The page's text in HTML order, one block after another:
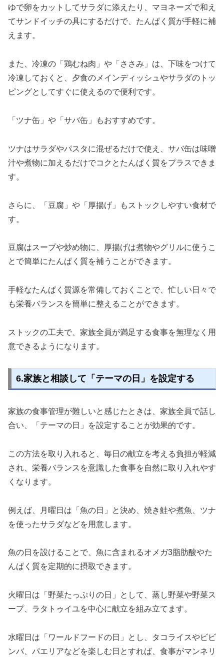
ゆで卵をカットしてサラダに添えたり、マヨネーズで和え
てサンドイッチの具にするだけで、たんぱく質が手軽に補
えます。
また、冷凍の「鶏むね肉」や「ささみ」は、下味をつけて
冷凍しておくと、夕食のメインディッシュやサラダのトッ
ピングとしてすぐに使えるので便利です。
「ツナ缶」や「サバ缶」もおすすめです。
ツナはサラダやパスタに混ぜるだけで使え、サバ缶は味噌
汁や煮物に加えるだけでコクとたんぱく質をプラスできま
す。
さらに、「豆腐」や「厚揚げ」もストックしやすい食材で
す。
豆腐はスープや炒め物に、厚揚げは煮物やグリルに使うこ
とで簡単にたんぱく質を補うことができます。
手軽なたんぱく質源を常備しておくことで、忙しい日々で
も栄養バランスを簡単に整えることができます。
ストックの工夫で、家族全員が満足する食事を無理なく用
意できるようになります。
6.家族と相談して「テーマの日」を設定する
家族の食事管理が難しいと感じたときは、家族全員で話し
合い、「テーマの日」を設定することが効果的です。
この方法を取り入れると、毎日の献立を考える負担が軽減
され、栄養バランスを意識した食事を自然に取り入れやす
くなります。
例えば、月曜日は「魚の日」と決め、焼き鮭や煮魚、ツナ
を使ったサラダなどを用意します。
魚の日を設けることで、魚に含まれるオメガ3脂肪酸やた
んぱく質を定期的に摂取できます。
火曜日は「野菜たっぷりの日」として、蒸し野菜や野菜ス
ープ、ラタトゥイユを中心に献立を組み立てます。
水曜日は「ワールドフードの日」とし、タコライスやビビ
ンバ、パエリアなどを楽しむ日とすれば、食事がマンネリ